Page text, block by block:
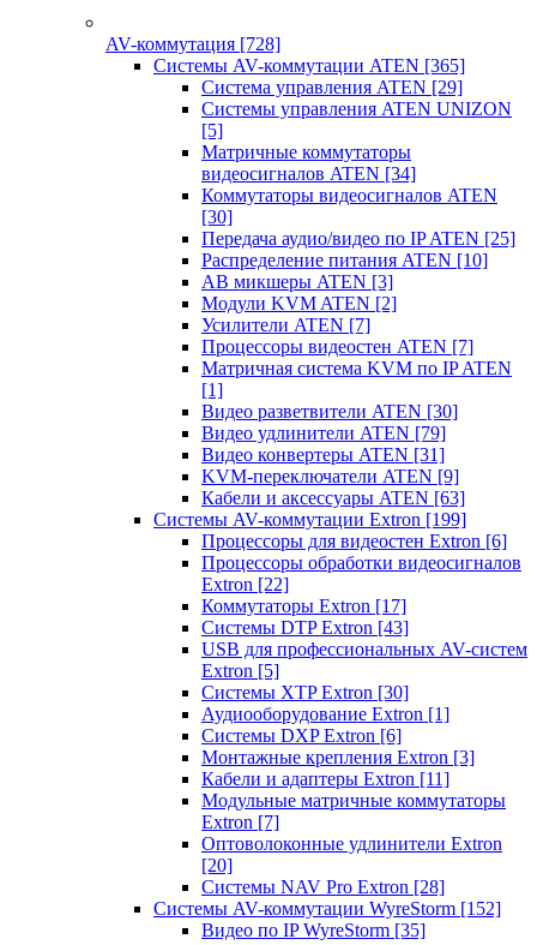
AV-коммутация [728]
Системы AV-коммутации ATEN [365]
Система управления ATEN [29]
Системы управления ATEN UNIZON
[5]
Матричные коммутаторы
видеосигналов ATEN [34]
Коммутаторы видеосигналов ATEN
[30]
Передача аудио/видео по IP ATEN [25]
Распределение питания ATEN [10]
АВ микшеры ATEN [3]
Модули KVM ATEN [2]
Усилители ATEN [7]
Процессоры видеостен ATEN [7]
Матричная система KVM по IP ATEN
[1]
Видео разветвители ATEN [30]
Видео удлинители ATEN [79]
Видео конвертеры ATEN [31]
KVM-переключатели ATEN [9]
Кабели и аксессуары ATEN [63]
Системы AV-коммутации Extron [199]
Процессоры для видеостен Extron [6]
Процессоры обработки видеосигналов
Extron [22]
Коммутаторы Extron [17]
Системы DTP Extron [43]
USB для профессиональных AV-систем
Extron [5]
Системы XTP Extron [30]
Аудиооборудование Extron [1]
Системы DXP Extron [6]
Монтажные крепления Extron [3]
Кабели и адаптеры Extron [11]
Модульные матричные коммутаторы
Extron [7]
Оптоволоконные удлинители Extron
[20]
Системы NAV Pro Extron [28]
Системы AV-коммутации WyreStorm [152]
Видео по IP WyreStorm [35]